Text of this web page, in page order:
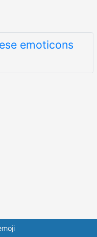
emoticons